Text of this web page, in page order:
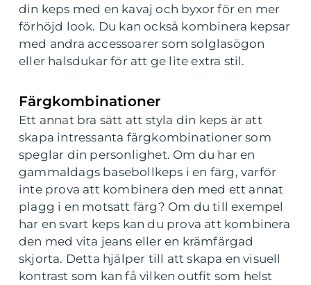
din keps med en kavaj och byxor för en mer
förhöjd look. Du kan också kombinera kepsar
med andra accessoarer som solglasögon
eller halsdukar för att ge lite extra stil.
Färgkombinationer
Ett annat bra sätt att styla din keps är att
skapa intressanta färgkombinationer som
speglar din personlighet. Om du har en
gammaldags basebollkeps i en färg, varför
inte prova att kombinera den med ett annat
plagg i en motsatt färg? Om du till exempel
har en svart keps kan du prova att kombinera
den med vita jeans eller en krämfärgad
skjorta. Detta hjälper till att skapa en visuell
kontrast som kan få vilken outfit som helst